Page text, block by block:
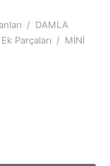
/ DAMLA
Parçaları / MİNİ